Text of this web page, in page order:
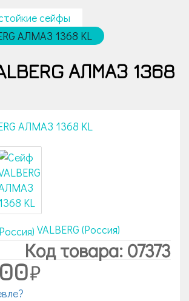
сейфы
АЛМАЗ 1368 KL
АЛМАЗ 1368
VALBERG (Россия)
Код товара: 07373